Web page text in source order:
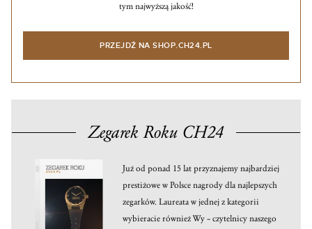
tym najwyższą jakość!
PRZEJDŹ NA SHOP.CH24.PL
Zegarek Roku CH24
Już od ponad 15 lat przyznajemy najbardziej
prestiżowe w Polsce nagrody dla najlepszych
zegarków. Laureata w jednej z kategorii
wybieracie również Wy – czytelnicy naszego